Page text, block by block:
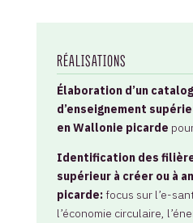
RÉALISATIONS
Élaboration d’un
d’enseignement
en Wallonie picarde
Identification des
supérieur à créer ou à
picarde:focus sur l’e-
l’économie circulaire,